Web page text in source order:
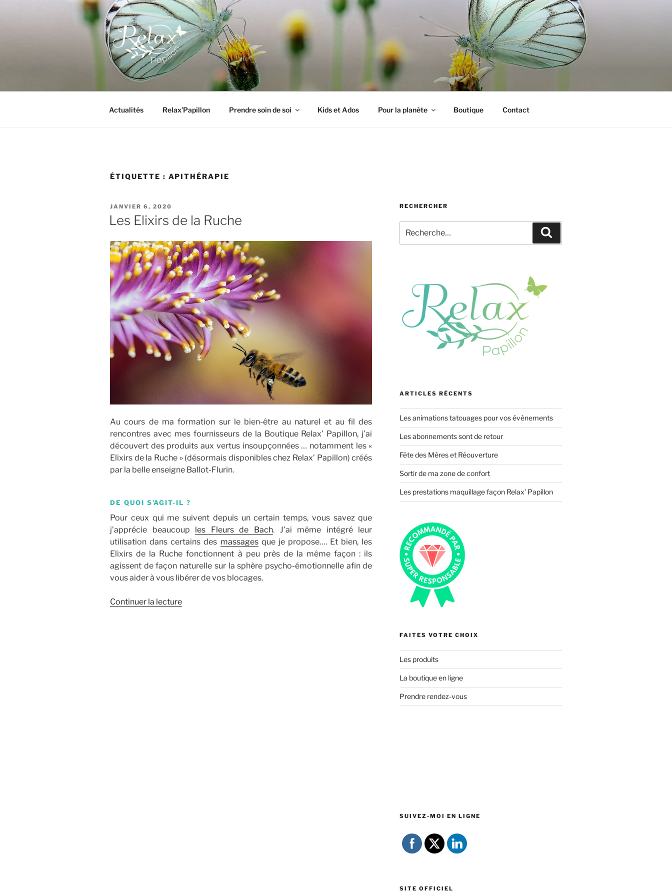
RELAX PAPILLON
Actualités Relax’Papillon Prendre soin de soi Kids et Ados Pour la planète Boutique Contact
ÉTIQUETTE : APITHÉRAPIE
PUBLIÉ
LE
JANVIER 6, 2020
Les Elixirs de la Ruche
Au cours de ma formation sur le bien-être au naturel et au fil des
rencontres avec mes fournisseurs de la Boutique Relax’ Papillon, j’ai
découvert des produits aux vertus insoupçonnées … notamment les «
Elixirs de la Ruche » (désormais disponibles chez Relax’ Papillon) créés
par la belle enseigne Ballot-Flurin.
DE QUOI S’AGIT-IL ?
Pour ceux qui me suivent depuis un certain temps, vous savez que
j’apprécie beaucoup les Fleurs de Bach. J’ai même intégré leur
utilisation dans certains des massagesque je propose…. Et bien, les
Elixirs de la Ruche fonctionnent à peu près de la même façon : ils
agissent de façon naturelle sur la sphère psycho-émotionnelle afin de
vous aider à vous libérer de vos blocages.
Continuer la lecturede
RECHERCHER
pour
:
ARTICLES RÉCENTS
Les animations tatouages pour vos évènements
Les abonnements sont de retour
Fête des Mères et Réouverture
Sortir de ma zone de confort
Les prestations maquillage façon Relax’ Papillon
FAITES VOTRE CHOIX
Les produits
La boutique en ligne
Prendre rendez-vous
SUIVEZ-MOI EN LIGNE
SITE OFFICIEL